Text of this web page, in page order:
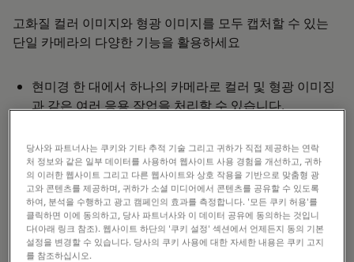
고화질 컬러 이미지와 형광 이미지를 모두 캡처할 수 있는
단일 카메라의 다양한 기능을 활용하세요
현미경 한 대에서 하나의 카메라로 컬러 및 형광 이미징
과 같은 여러 응용 작업을 처리할 수 있습니다.
에 맞게 시스템을 신속하게 최적화합니다.
놀라운 고품질 16비트 이미징을 수행합니다.
당사와 파트너사는 쿠키와 기타 추적 기술 그리고 귀하가 직접 제공하는 연락
처 정보와 같은 일부 데이터를 사용하여 웹사이트 사용 경험을 개선하고, 귀하
의 이러한 웹사이트 그리고 다른 웹사이트와 상호 작용을 기반으로 맞춤형 광
고와 콘텐츠를 제공하며, 귀하가 소셜 미디어에서 콘텐츠를 공유할 수 있도록
하여, 분석을 수행하고 광고 캠페인의 효과를 측정합니다. '모든 쿠키 허용'를
클릭하면 이에 동의하고, 당사 파트너사와 이 데이터 공유에 동의하는 것입니
다(아래 링크 참조). 웹사이트 하단의 '쿠키 설정' 섹션에서 언제든지 동의 기본
설정을 변경할 수 있습니다. 당사의 쿠키 사용에 대한 자세한 내용은 쿠키 고지
를 참조하십시오.